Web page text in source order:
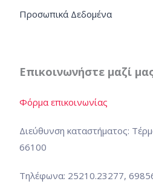
Προσωπικά Δεδομένα
Επικοινωνήστε μαζί
Φόρμα επικοινωνίας
Διεύθυνση καταστήματος:
66100
Τηλέφωνα: 25210.23277,